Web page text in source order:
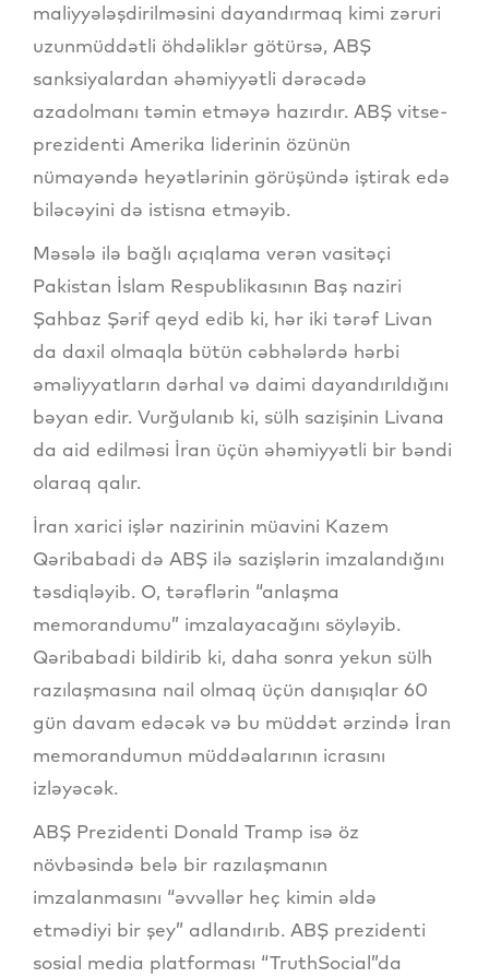
maliyyələşdirilməsini dayandırmaq kimi zəruri
uzunmüddətli öhdəliklər götürsə, ABŞ
sanksiyalardan əhəmiyyətli dərəcədə
azadolmanı təmin etməyə hazırdır. ABŞ vitse-
prezidenti Amerika liderinin özünün
nümayəndə heyətlərinin görüşündə iştirak edə
biləcəyini də istisna etməyib.
Məsələ ilə bağlı açıqlama verən vasitəçi
Pakistan İslam Respublikasının Baş naziri
Şahbaz Şərif qeyd edib ki, hər iki tərəf Livan
da daxil olmaqla bütün cəbhələrdə hərbi
əməliyyatların dərhal və daimi dayandırıldığını
bəyan edir. Vurğulanıb ki, sülh sazişinin Livana
da aid edilməsi İran üçün əhəmiyyətli bir bəndi
olaraq qalır.
İran xarici işlər nazirinin müavini Kazem
Qəribabadi də ABŞ ilə sazişlərin imzalandığını
təsdiqləyib. O, tərəflərin “anlaşma
memorandumu” imzalayacağını söyləyib.
Qəribabadi bildirib ki, daha sonra yekun sülh
razılaşmasına nail olmaq üçün danışıqlar 60
gün davam edəcək və bu müddət ərzində İran
memorandumun müddəalarının icrasını
izləyəcək.
ABŞ Prezidenti Donald Tramp isə öz
növbəsində belə bir razılaşmanın
imzalanmasını “əvvəllər heç kimin əldə
etmədiyi bir şey” adlandırıb. ABŞ prezidenti
sosial media platforması “TruthSocial”da